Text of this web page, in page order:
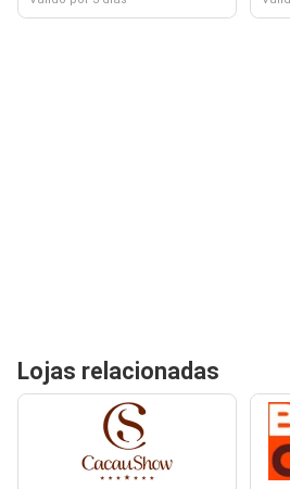
Lojas relacionadas